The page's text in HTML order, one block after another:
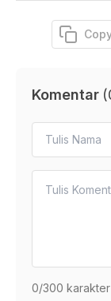
Komentar (
0/300